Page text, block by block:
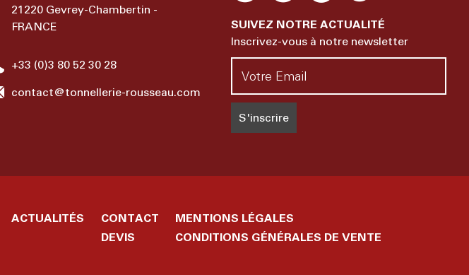
21220 Gevrey-Chambertin -
FRANCE
+33 (0)3 80 52 30 28
contact@tonnellerie-rousseau.com
SUIVEZ NOTRE ACTUALITÉ
Inscrivez-vous à notre newsletter
ACTUALITÉS
CONTACT
DEVIS
MENTIONS LÉGALES
CONDITIONS GÉNÉRALES DE VENTE